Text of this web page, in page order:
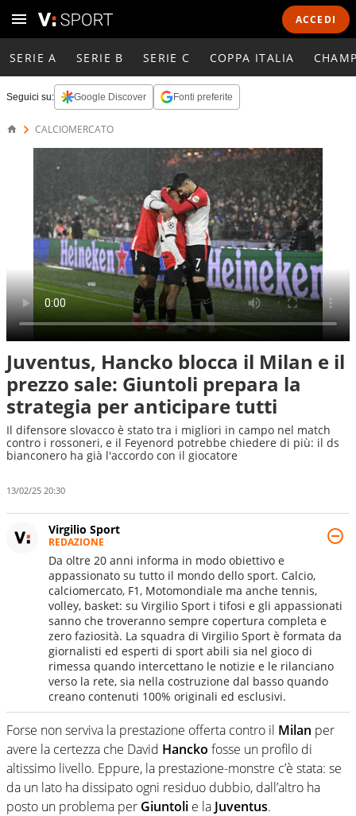
ACCEDI
SERIE A SERIE B SERIE C COPPA ITALIA
Seguici su: Google Discover Fonti preferite
CALCIOMERCATO
Juventus, Hancko blocca il Milan e il
prezzo sale: Giuntoli prepara la
strategia per anticipare tutti
Il difensore slovacco è stato tra i migliori in campo nel match
contro i rossoneri, e il Feyenord potrebbe chiedere di più: il ds
bianconero ha già l'accordo con il giocatore
13/02/25 20:30
Virgilio Sport
REDAZIONE
Da oltre 20 anni informa in modo obiettivo e
appassionato su tutto il mondo dello sport. Calcio,
calciomercato, F1, Motomondiale ma anche tennis,
volley, basket: su Virgilio Sport i tifosi e gli appassionati
sanno che troveranno sempre copertura completa e
zero faziosità. La squadra di Virgilio Sport è formata da
giornalisti ed esperti di sport abili sia nel gioco di
rimessa quando intercettano le notizie e le rilanciano
verso la rete, sia nella costruzione dal basso quando
creano contenuti 100% originali ed esclusivi.
Forse non serviva la prestazione offerta contro il Milan per
avere la certezza che David Hancko fosse un profilo di
altissimo livello. Eppure, la prestazione-monstre c’è stata: se
da un lato ha dissipato ogni residuo dubbio, dall’altro ha
posto un problema per Giuntoli e la Juventus.